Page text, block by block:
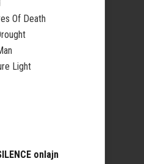
Of Death
Light
onlajn